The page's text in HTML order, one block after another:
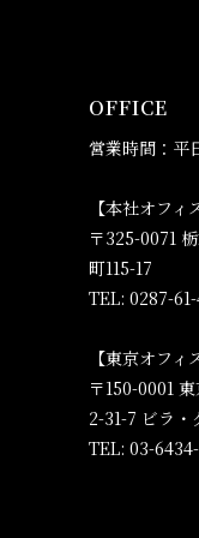
OFFICE
営業時間：平
【本社オフィ
〒325-0071
町115-17
TEL: 0287-
【東京オフィ
〒150-0001
2-31-7 ビラ・
TEL: 03-